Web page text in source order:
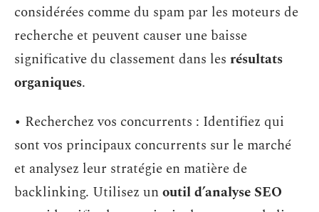
considérées comme du spam par les moteurs de
recherche et peuvent causer une baisse
significative du classement dans les résultats
organiques.
• Recherchez vos concurrents : Identifiez qui
sont vos principaux concurrents sur le marché
et analysez leur stratégie en matière de
backlinking. Utilisez unoutil d’analyse SEO